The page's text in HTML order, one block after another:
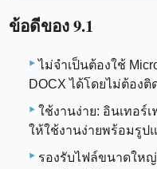
ข้อดีของ 9.1
ไม่จำเป็นต้องใช้
DOCX ได้โดยไม่ต้อง
ใช้งานง่าย: อินเทอร์
ให้ใช้งานง่ายพร้อมรูป
รองรับไฟล์ขนาดใหญ่